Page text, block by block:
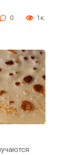
0 1к.